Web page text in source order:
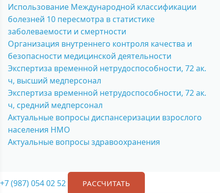
Использование Международной классификации
болезней 10 пересмотра в статистике
заболеваемости и смертности
Организация внутреннего контроля качества и
безопасности медицинской деятельности
Экспертиза временной нетрудоспособности, 72 ак.
ч, высший медперсонал
Экспертиза временной нетрудоспособности, 72 ак.
ч, средний медперсонал
Актуальные вопросы диспансеризации взрослого
населения НМО
Актуальные вопросы здравоохранения
+7 (987) 054 02 52 РАССЧИТАТЬ